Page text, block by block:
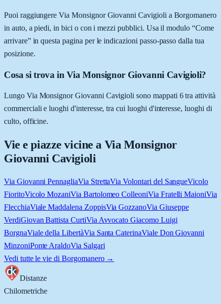
Puoi raggiungere Via Monsignor Giovanni Cavigioli a Borgomanero
in auto, a piedi, in bici o con i mezzi pubblici. Usa il modulo “Come
arrivare” in questa pagina per le indicazioni passo-passo dalla tua
posizione.
Cosa si trova in Via Monsignor Giovanni Cavigioli?
Lungo Via Monsignor Giovanni Cavigioli sono mappati 6 tra attività
commerciali e luoghi d'interesse, tra cui luoghi d'interesse, luoghi di
culto, officine.
Vie e piazze vicine a Via Monsignor
Giovanni Cavigioli
Via Giovanni PennagliaVia StrettaVia Volontari del SangueVicolo
FioritoVicolo MozaniVia Bartolomeo ColleoniVia Fratelli MaioniVia
FlecchiaViale Maddalena ZoppisVia GozzanoVia Giuseppe
VerdiGiovan Battista CurtiVia Avvocato Giacomo Luigi
BorgnaViale della LibertàVia Santa CaterinaViale Don Giovanni
MinzoniPonte AraldoVia Salgari
Vedi tutte le vie di Borgomanero→
Distanze
Chilometriche